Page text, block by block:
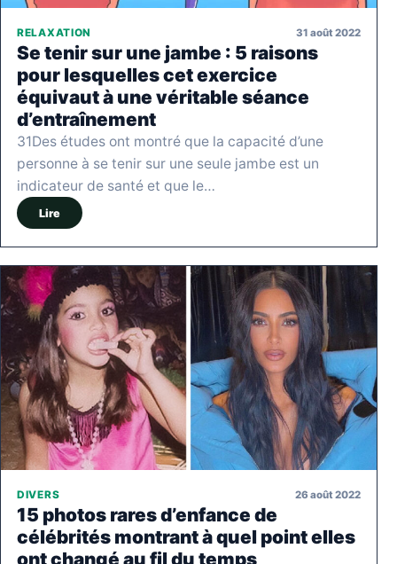
RELAXATION 31 août 2022
Se tenir sur une jambe : 5 raisons
pour lesquelles cet exercice
équivaut à une véritable séance
d’entraînement
31Des études ont montré que la capacité d’une
personne à se tenir sur une seule jambe est un
indicateur de santé et que le…
Lire
DIVERS 26 août 2022
15 photos rares d’enfance de
célébrités montrant à quel point elles
ont changé au fil du temps